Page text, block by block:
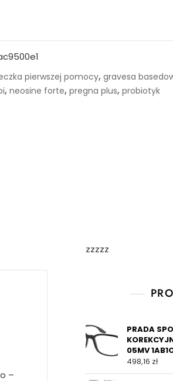
pierwszej pomocy, gravesa
, neosine forte, pregna plus, probiotyk
–
zzzzz
PRADA
05MV
498,16 zł